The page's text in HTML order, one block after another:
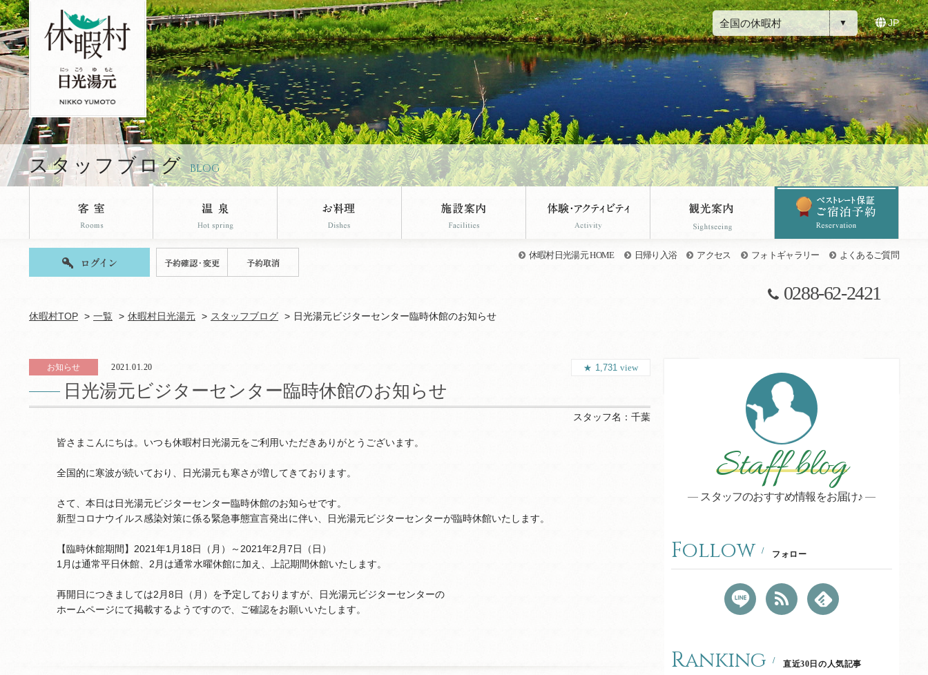
休暇村日光湯元のブログページです。 全国の休暇村 JP
スタッフブログ BLOG
休暇村日光湯元 HOME 日帰り入浴 アクセス フォトギャラリー よくあるご質問
0288-62-2421
休暇村TOP 一覧 休暇村日光湯元 スタッフブログ 日光湯元ビジターセンター臨時休館のお知らせ
お知らせ 2021.01.20
日光湯元ビジターセンター臨時休館のお知らせ
1,731 view
スタッフ名： 千葉
皆さまこんにちは。いつも休暇村日光湯元をご利用いただきありがとうございます。
全国的に寒波が続いており、日光湯元も寒さが増してきております。
さて、本日は日光湯元ビジターセンター臨時休館のお知らせです。
新型コロナウイルス感染対策に係る緊急事態宣言発出に伴い、日光湯元ビジターセンターが臨時休館いたします。
【臨時休館期間】2021年1月18日（月）～2021年2月7日（日）
1月は通常平日休館、2月は通常水曜休館に加え、上記期間休館いたします。
再開日につきましては2月8日（月）を予定しておりますが、日光湯元ビジターセンターの
ホームページにて掲載するようですので、ご確認をお願いいたします。
Staff blog
スタッフのおすすめ情報をお届け♪
Follow フォロー
Ranking 直近30日の人気記事